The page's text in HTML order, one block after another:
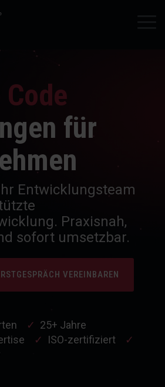
für
Entwicklungsteam
Praxisnah,
sofort umsetzbar.
VEREINBAREN
✓ 25+ Jahre
✓ ISO-zertifiziert
✓